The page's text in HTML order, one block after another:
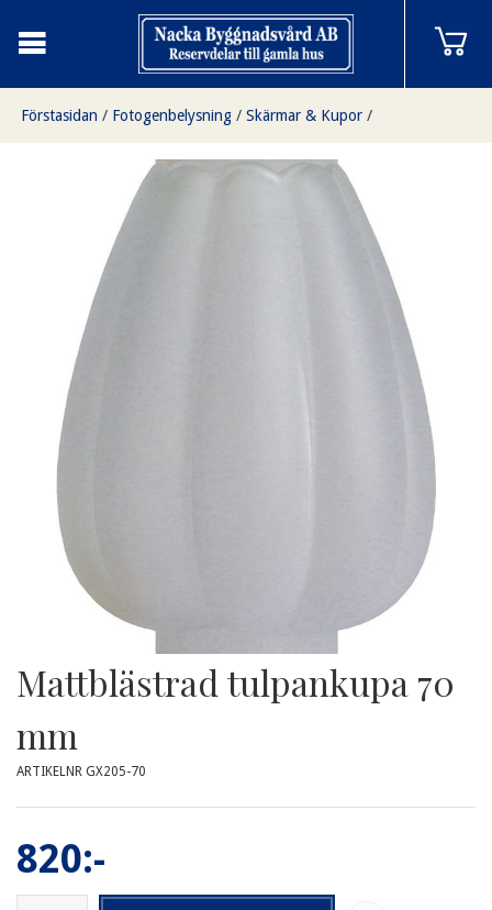
Förstasidan / Fotogenbelysning / Skärmar & Kupor /
Mattblästrad tulpankupa 70 mm
Mattblästrad tulpankupa 70
mm
ARTIKELNR GX205-70
820:-